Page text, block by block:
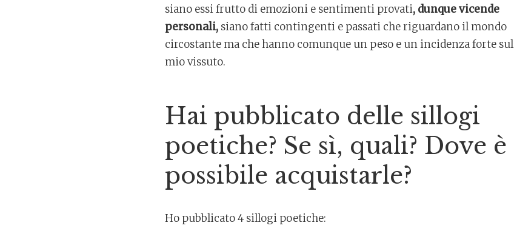
siano essi frutto di emozioni e sentimenti provati, dunque vicende
personali, siano fatti contingenti e passati che riguardano il mondo
circostante ma che hanno comunque un peso e un incidenza forte sul
mio vissuto.
Hai pubblicato delle sillogi
poetiche? Se sì, quali? Dove è
possibile acquistarle?
Ho pubblicato 4 sillogi poetiche: